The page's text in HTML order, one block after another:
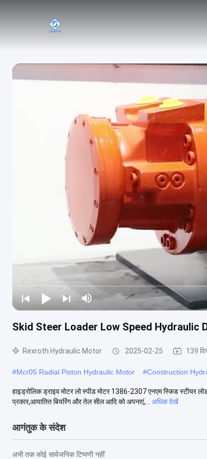
Skid Steer Loader Low Speed Hydraulic
Rexroth Hydraulic Motor 2025-02-25 139
#Mcr05 Radial Piston Hydraulic Motor #Construction
हाइड्रोलिक ड्राइव मोटर लो स्पीड मोटर 1386-2307 एनएम स्किड स्टीयर
प्रकार,आयातित बियरिंग और तेल सील आदि को अपनाएं,...
अधिक देखें
आगंतुक के संदेश
अभी तक कोई सार्वजनिक टिप्पणी नहीं